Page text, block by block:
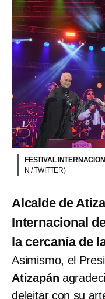
FESTIVAL
N / TWITTER)
Alcalde de
Internacional
la cercanía de
Asimismo, el
Atizapán
deleitar con su